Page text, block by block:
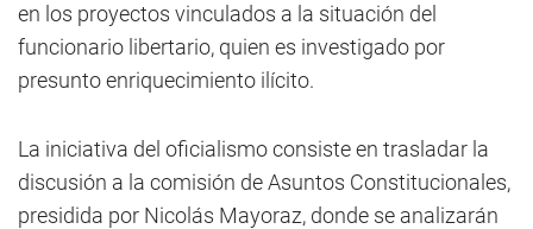
en los proyectos vinculados a la situación del
funcionario libertario, quien es investigado por
presunto enriquecimiento ilícito.
La iniciativa del oficialismo consiste en trasladar la
discusión a la comisión de Asuntos Constitucionales,
presidida por Nicolás Mayoraz, donde se analizarán